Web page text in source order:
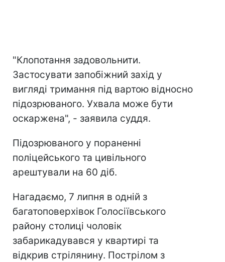
"Клопотання задовольнити.
Застосувати запобіжний захід у
вигляді тримання під вартою відносно
підозрюваного. Ухвала може бути
оскаржена", - заявила суддя.
Підозрюваного у пораненні
поліцейського та цивільного
арештували на 60 діб.
Нагадаємо, 7 липня в одній з
багатоповерхівок Голосіївського
району столиці чоловік
забарикадувався у квартирі та
відкрив стрілянину. Пострілом з